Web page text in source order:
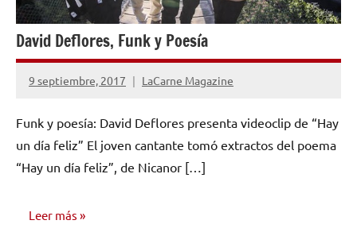
David Deflores, Funk y Poesía
9 septiembre, 2017 LaCarne Magazine
No
comentarios
Funk y poesía: David Deflores presenta videoclip de “Hay
un día feliz” El joven cantante tomó extractos del poema
“Hay un día feliz”, de Nicanor […]
Leer más